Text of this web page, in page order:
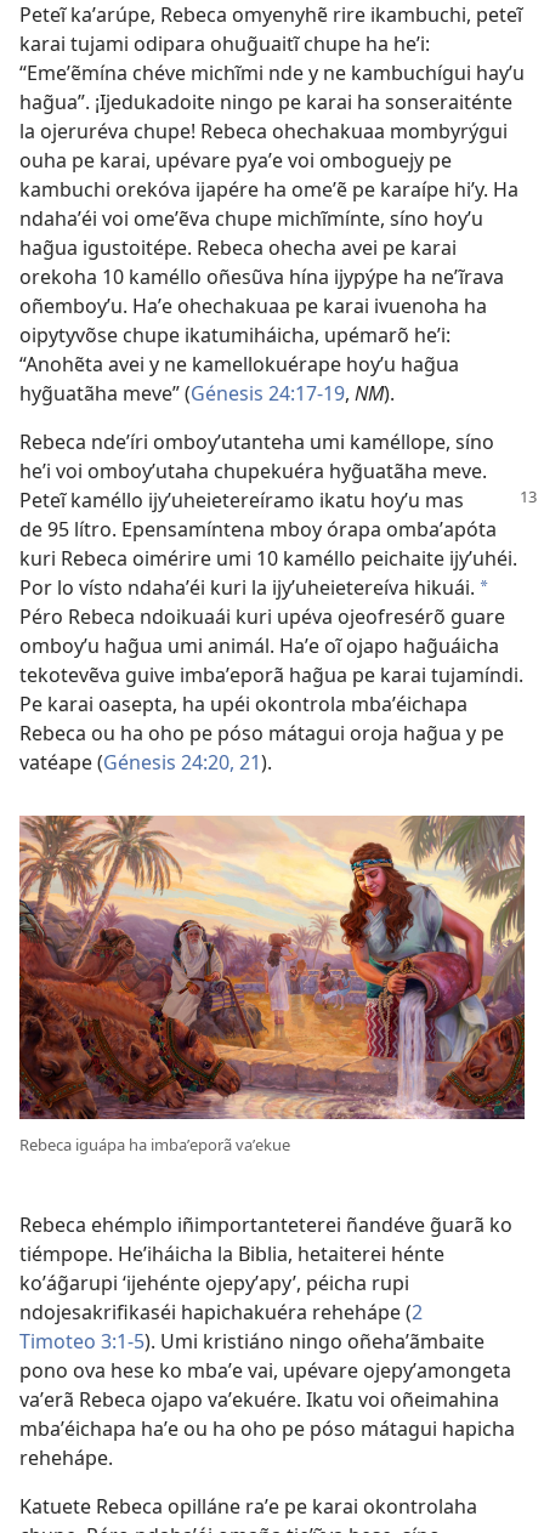
Peteĩ kaʼarúpe, Rebeca omyenyhẽ rire ikambuchi, peteĩ
karai tujami odipara ohug̃uaitĩ chupe ha heʼi:
“Emeʼẽmína chéve michĩmi nde y ne kambuchígui hayʼu
hag̃ua”. ¡Ijedukadoite ningo pe karai ha sonseraiténte
la ojeruréva chupe! Rebeca ohechakuaa mombyrýgui
ouha pe karai, upévare pyaʼe voi omboguejy pe
kambuchi orekóva ijapére ha omeʼẽ pe karaípe hiʼy. Ha
ndahaʼéi voi omeʼẽva chupe michĩmínte, síno hoyʼu
hag̃ua igustoitépe. Rebeca ohecha avei pe karai
orekoha 10 kaméllo oñesũva hína ijypýpe ha neʼĩrava
oñemboyʼu. Haʼe ohechakuaa pe karai ivuenoha ha
oipytyvõse chupe ikatumiháicha, upémarõ heʼi:
“Anohẽta avei y ne kamellokuérape hoyʼu hag̃ua
hyg̃uatãha meve” (Génesis 24:17-19, NM).
Rebeca ndeʼíri omboyʼutanteha umi kaméllope, síno
heʼi voi omboyʼutaha chupekuéra hyg̃uatãha meve.
Peteĩ kaméllo ijyʼuheietereíramo ikatu hoyʼu mas
de 95 lítro. Epensamíntena mboy órapa ombaʼapóta
kuri Rebeca oimérire umi 10 kaméllo peichaite ijyʼuhéi.
Por lo vísto ndahaʼéi kuri la ijyʼuheietereíva hikuái. a
Péro Rebeca ndoikuaái kuri upéva ojeofresérõ guare
omboyʼu hag̃ua umi animál. Haʼe oĩ ojapo hag̃uáicha
tekotevẽva guive imbaʼeporã hag̃ua pe karai tujamíndi.
Pe karai oasepta, ha upéi okontrola mbaʼéichapa
Rebeca ou ha oho pe póso mátagui oroja hag̃ua y pe
vatéape (Génesis 24:20, 21).
Rebeca iguápa ha imbaʼeporã vaʼekue
Rebeca ehémplo iñimportanteterei ñandéve g̃uarã ko
tiémpope. Heʼiháicha la Biblia, hetaiterei hénte
koʼág̃arupi ‘ijehénte ojepyʼapy’, péicha rupi
ndojesakrifikaséi hapichakuéra rehehápe (2
Timoteo 3:1-5). Umi kristiáno ningo oñehaʼãmbaite
pono ova hese ko mbaʼe vai, upévare ojepyʼamongeta
vaʼerã Rebeca ojapo vaʼekuére. Ikatu voi oñeimahina
mbaʼéichapa haʼe ou ha oho pe póso mátagui hapicha
rehehápe.
Katuete Rebeca opilláne raʼe pe karai okontrolaha